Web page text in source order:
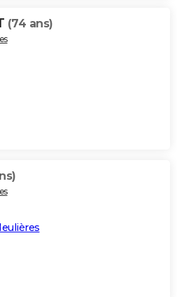
(74 ans)